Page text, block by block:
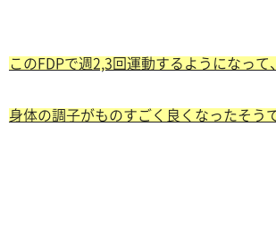
このFDPで週2,3回運動するようになって、
身体の調子がものすごく良くなったそう